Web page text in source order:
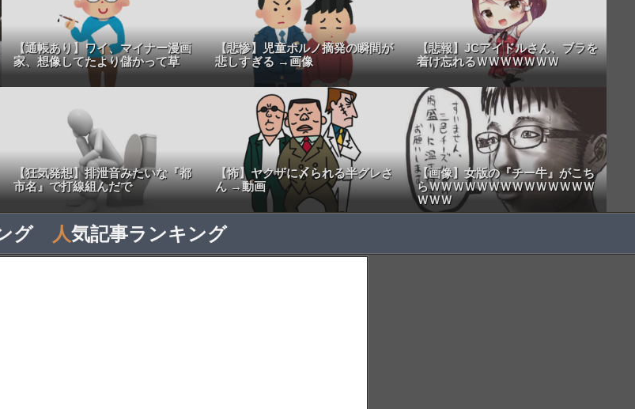
【通帳あり】ワイ、マイナー漫画
家、想像してたより儲かって草
【悲惨】児童ポルノ摘発の瞬間が
悲しすぎる →画像
【悲報】JCアイドルさん、ブラを
着け忘れるＷＷＷＷＷＷＷ
【狂気発想】排泄音みたいな『都
市名』で打線組んだで
【怖】ヤクザに〆られる半グレさ
ん →動画
【画像】女版の『チー牛』がこち
らＷＷＷＷＷＷＷＷＷＷＷＷＷＷ
ＷＷＷ
グ 人気記事ランキング